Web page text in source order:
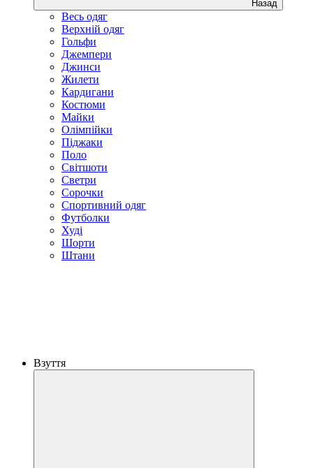
Назад
Весь одяг
Верхній одяг
Гольфи
Джемпери
Джинси
Жилети
Кардигани
Костюми
Майки
Олімпійки
Піджаки
Поло
Світшоти
Светри
Сорочки
Спортивний одяг
Футболки
Худі
Шорти
Штани
Взуття